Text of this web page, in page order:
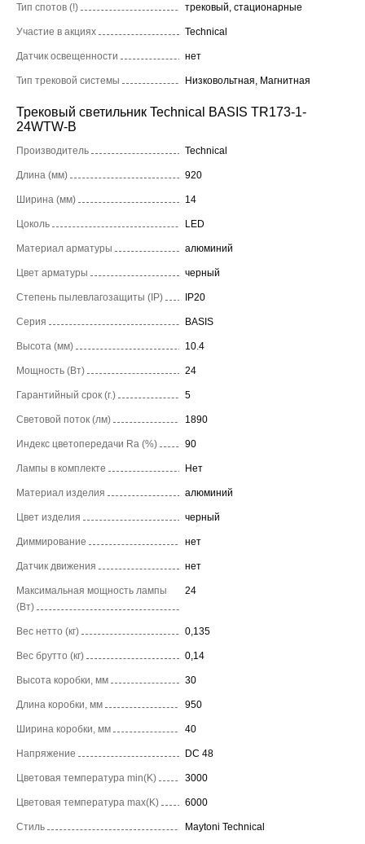
Тип спотов (!) трековый, стационарные
Участие в акциях Technical
Датчик освещенности нет
Тип трековой системы Низковольтная, Магнитная
Трековый светильник Technical BASIS TR173-1-
24WTW-B
Производитель Technical
Длина (мм) 920
Ширина (мм) 14
Цоколь LED
Материал арматуры алюминий
Цвет арматуры черный
Степень пылевлагозащиты (IP) IP20
Серия BASIS
Высота (мм) 10.4
Мощность (Вт) 24
Гарантийный срок (г.) 5
Световой поток (лм) 1890
Индекс цветопередачи Ra (%) 90
Лампы в комплекте Нет
Материал изделия алюминий
Цвет изделия черный
Диммирование нет
Датчик движения нет
Максимальная мощность лампы
(Вт)
24
Вес нетто (кг) 0,135
Вес брутто (кг) 0,14
Высота коробки, мм 30
Длина коробки, мм 950
Ширина коробки, мм 40
Напряжение DC 48
Цветовая температура min(K) 3000
Цветовая температура max(K) 6000
Стиль Maytoni Technical